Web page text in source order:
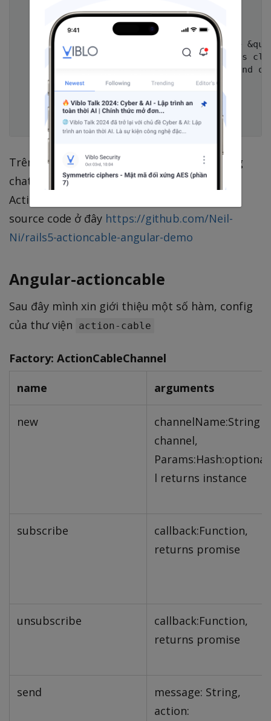
    <section>
          You can
&quot;<kbd>Ctrl+c</kbd>&quot; +
the server to see how it affects
Each client will maintain one and
        </div>
      </div>
    </section>
Trên đây là bài hướng dẫn tạo một ứng dụng
chat đơn giản giữa rails-angularjs sử dụng
Action cable, các bạn có thể xem một ví dụ
source code ở đây https://github.com/Neil-
Ni/rails5-actioncable-angular-demo
Angular-actioncable
Sau đây mình xin giới thiệu một số hàm, config
của thư viện
action-cable
Factory: ActionCableChannel
name arguments
new
channelName:String
channel,
Params:Hash:optiona,
l returns instance
subscribe
callback:Function,
returns promise
unsubscribe
callback:Function,
returns promise
send
message: String,
action: